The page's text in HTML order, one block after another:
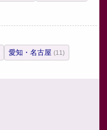
愛知・名古屋 (11)